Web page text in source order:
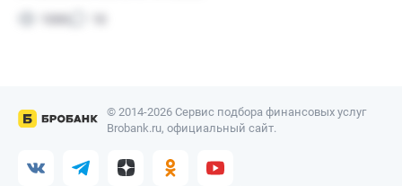
© 2014-2026 Сервис подбора финансовых услуг
Brobank.ru, официальный сайт.